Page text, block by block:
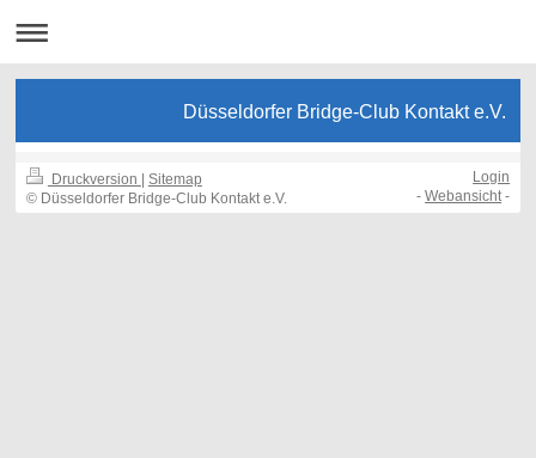
Düsseldorfer Bridge-Club Kontakt e.V.
Druckversion
Sitemap
© Düsseldorfer Bridge-Club Kontakt e.V.
Login
-Webansicht-